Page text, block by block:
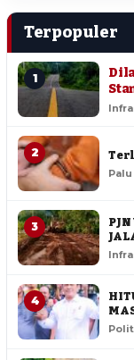
Terpopuler
1
2
Palu
3
4